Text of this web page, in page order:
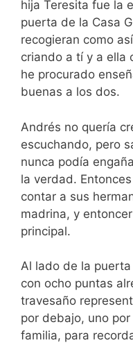
hija Teresita fue la
puerta de la Casa
recogieran como
criando a tí y a ella
he procurado
buenas a los dos.
Andrés no quería
escuchando, pero
nunca podía
la verdad.
contar a sus
madrina, y
principal.
Al lado de la
con ocho puntas
travesaño
por debajo, uno
familia, para